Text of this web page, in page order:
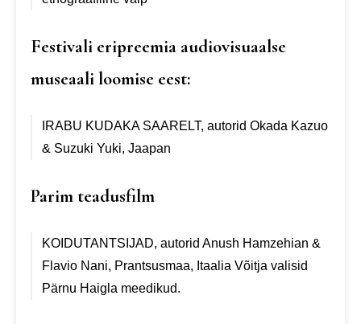
Festivali eripreemia audiovisuaalse
museaali loomise eest:
IRABU KUDAKA SAARELT, autorid Okada Kazuo
& Suzuki Yuki, Jaapan
Parim teadusfilm
KOIDUTANTSIJAD, autorid Anush Hamzehian &
Flavio Nani, Prantsusmaa, Itaalia Võitja valisid
Pärnu Haigla meedikud.